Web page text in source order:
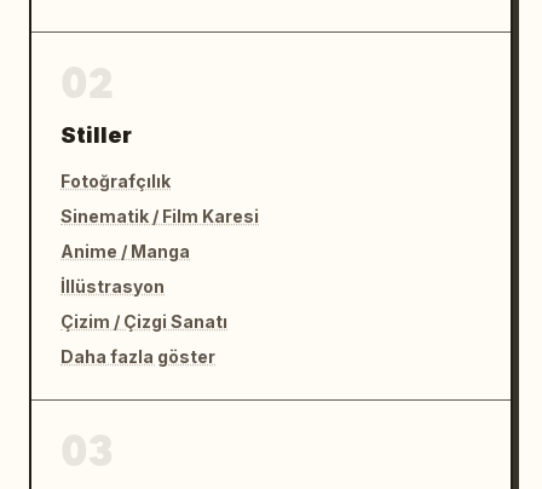
Stiller
Fotoğrafçılık
Sinematik / Film Karesi
Anime / Manga
İllüstrasyon
Çizim / Çizgi Sanatı
Daha fazla göster